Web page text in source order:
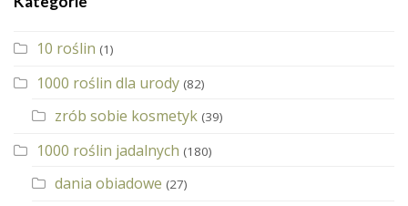
10 roślin (1)
1000 roślin dla urody (82)
zrób sobie kosmetyk (39)
1000 roślin jadalnych (180)
dania obiadowe (27)